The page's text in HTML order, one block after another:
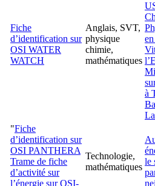
Fiche
d’identification sur
OSI WATER
WATCH
Anglais, SVT,
physique
chimie,
mathématiques
à
"Fiche
d’identification sur
OSI PANTHERA
Trame de fiche
d’activité sur
l’énergie sur OSI-
Technologie,
mathématiques
le